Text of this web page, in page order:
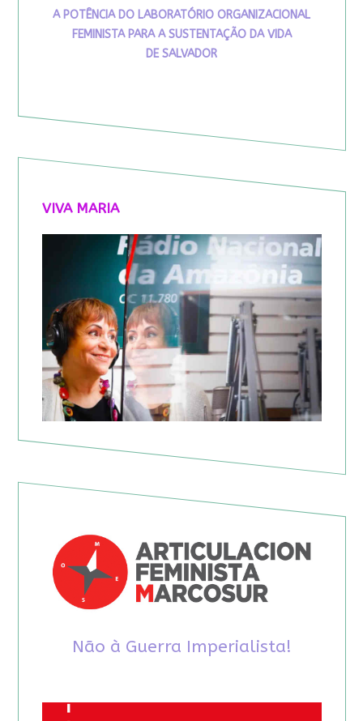
A POTÊNCIA DO LABORATÓRIO ORGANIZACIONAL
FEMINISTA PARA A SUSTENTAÇÃO DA VIDA
DE SALVADOR
VIVA MARIA
Não à Guerra Imperialista!